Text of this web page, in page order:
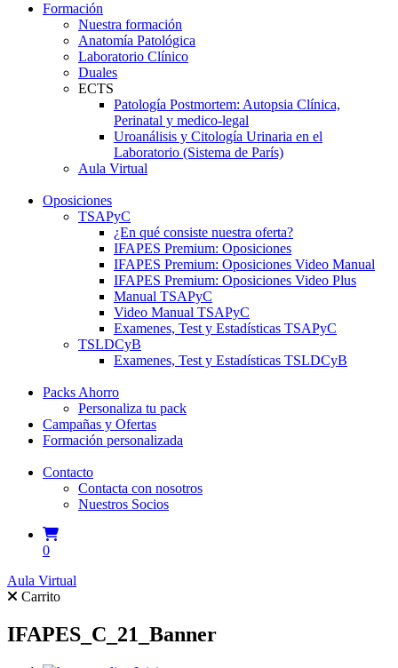
Formación
Nuestra formación
Anatomía Patológica
Laboratorio Clínico
Duales
ECTS
Patología Postmortem: Autopsia Clínica,
Perinatal y medico-legal
Uroanálisis y Citología Urinaria en el
Laboratorio (Sistema de París)
Aula Virtual
Oposiciones
TSAPyC
¿En qué consiste nuestra oferta?
IFAPES Premium: Oposiciones
IFAPES Premium: Oposiciones Video Manual
IFAPES Premium: Oposiciones Video Plus
Manual TSAPyC
Video Manual TSAPyC
Examenes, Test y Estadísticas TSAPyC
TSLDCyB
Examenes, Test y Estadísticas TSLDCyB
Packs Ahorro
Personaliza tu pack
Campañas y Ofertas
Formación personalizada
Contacto
Contacta con nosotros
Nuestros Socios
0
Aula Virtual
Carrito
IFAPES_C_21_Banner